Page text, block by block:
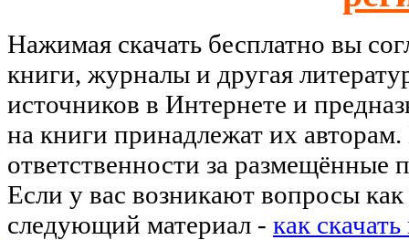
Нажимая скачать бесплатно вы
книги, журналы и другая
источников в Интернете и
на книги принадлежат их
ответственности за размещённые
Если у вас возникают вопросы как
следующий материал - как